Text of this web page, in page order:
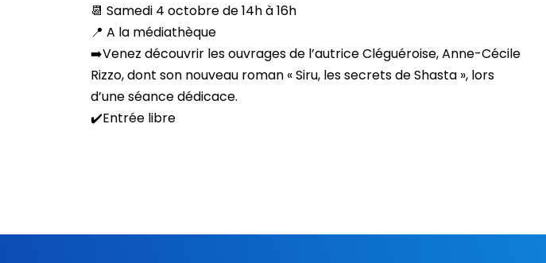
📆 Samedi 4 octobre de 14h à 16h
📍 A la médiathèque
➡️Venez découvrir les ouvrages de l’autrice Cléguéroise, Anne-Cécile
Rizzo, dont son nouveau roman « Siru, les secrets de Shasta », lors
d’une séance dédicace.
✔️Entrée libre